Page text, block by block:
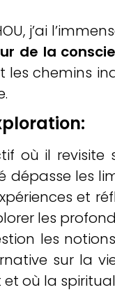
j’ai
de la
les chemins
où il
dépasse les
et
les
les
sur la
et où la